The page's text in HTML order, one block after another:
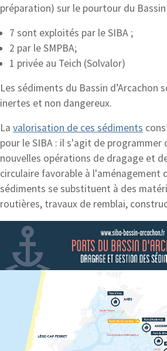
préparation) sur le pourtour du Bassin
7 sont exploités par le SIBA ;
2 par le SMPBA;
1 privée au Teich (Solvalor)
Les sédiments du Bassin d’Arcachon
inertes et non dangereux.
La valorisation de ces sédiments
pour le SIBA : il s'agit de
nouvelles opérations de dragage et
circulaire favorable à l'aménagement
sédiments se substituent à des
routières, travaux de remblai,